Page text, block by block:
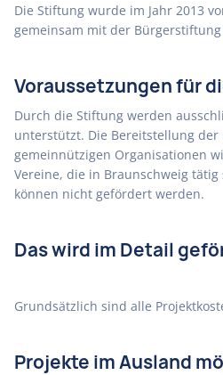
Die Stiftung wurde im Jahr 2013
gemeinsam mit der
Voraussetzungen für
Durch die Stiftung werden
unterstützt. Die Bereitstellung
gemeinnützigen Organisationen
Vereine, die in Braunschweig
können nicht gefördert werden.
Das wird im Detail
Grundsätzlich sind alle
Projekte im Ausland